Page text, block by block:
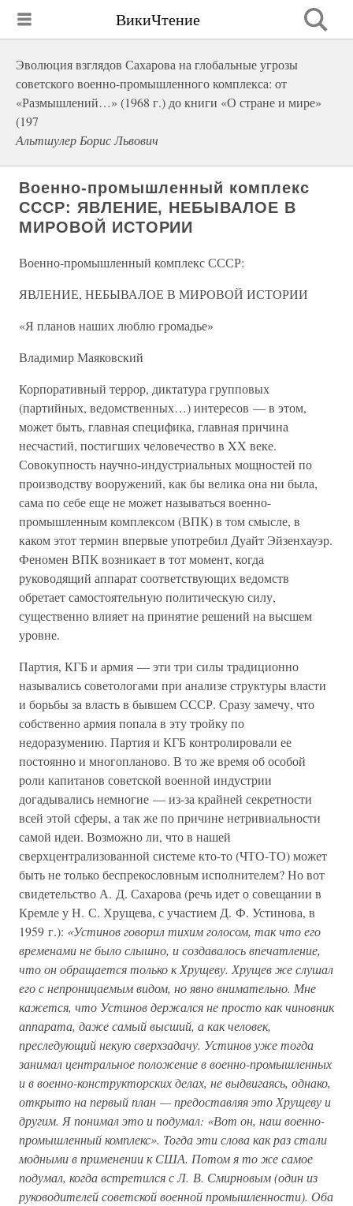
ВикиЧтение
Эволюция взглядов Сахарова на глобальные угрозы
советского военно-промышленного комплекса: от
«Размышлений…» (1968 г.) до книги «О стране и мире»
(197
Альтшулер Борис Львович
Военно-промышленный комплекс
СССР: ЯВЛЕНИЕ, НЕБЫВАЛОЕ В
МИРОВОЙ ИСТОРИИ
Военно-промышленный комплекс СССР:
ЯВЛЕНИЕ, НЕБЫВАЛОЕ В МИРОВОЙ ИСТОРИИ
«Я планов наших люблю громадье»
Владимир Маяковский
Корпоративный террор, диктатура групповых
(партийных, ведомственных…) интересов — в этом,
может быть, главная специфика, главная причина
несчастий, постигших человечество в XX веке.
Совокупность научно-индустриальных мощностей по
производству вооружений, как бы велика она ни была,
сама по себе еще не может называться военно-
промышленным комплексом (ВПК) в том смысле, в
каком этот термин впервые употребил Дуайт Эйзенхауэр.
Феномен ВПК возникает в тот момент, когда
руководящий аппарат соответствующих ведомств
обретает самостоятельную политическую силу,
существенно влияет на принятие решений на высшем
уровне.
Партия, КГБ и армия — эти три силы традиционно
назывались советологами при анализе структуры власти
и борьбы за власть в бывшем СССР. Сразу замечу, что
собственно армия попала в эту тройку по
недоразумению. Партия и КГБ контролировали ее
постоянно и многопланово. В то же время об особой
роли капитанов советской военной индустрии
догадывались немногие — из-за крайней секретности
всей этой сферы, а так же по причине нетривиальности
самой идеи. Возможно ли, что в нашей
сверхцентрализованной системе кто-то (ЧТО-ТО) может
быть не только беспрекословным исполнителем? Но вот
свидетельство А. Д. Сахарова (речь идет о совещании в
Кремле у Н. С. Хрущева, с участием Д. Ф. Устинова, в
1959 г.): «Устинов говорил тихим голосом, так что его
временами не было слышно, и создавалось впечатление,
что он обращается только к Хрущеву. Хрущев же слушал
его с непроницаемым видом, но явно внимательно. Мне
кажется, что Устинов держался не просто как чиновник
аппарата, даже самый высший, а как человек,
преследующий некую сверхзадачу. Устинов уже тогда
занимал центральное положение в военно-промышленных
и в военно-конструкторских делах, не выдвигаясь, однако,
открыто на первый план — предоставляя это Хрущеву и
другим. Я понимал это и подумал: «Вот он, наш военно-
промышленный комплекс». Тогда эти слова как раз стали
модными в применении к США. Потом я то же самое
подумал, когда встретился с Л. В. Смирновым (один из
руководителей советской военной промышленности). Оба